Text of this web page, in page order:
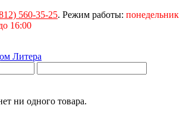
560-35-25. Режим работы: понедельник
16:00
ни одного товара.